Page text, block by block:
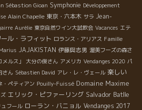
Sébastion Gioan Symphonie Développement
Alain Chapelle 東京・六本木 サラ Jean-
Aurélie 東京自然ワイン大試飲会 Vacances エテ
ル・ラフィット ロランス・アリアス Famille
JAJAKISTAN 伊藤與志男 渥美フーズの森さ
ルス」 大分の俊さん アメリカ Vendanges 2020 パ
さん Sébastien David アレ・レ・ヴェール 楽しい
・ペティアン Pouilly-Fuissé Domaine Maxime
エリック・ピファーリング Salvador Batlle
フール ローラン・バニョル Vendanges 2017